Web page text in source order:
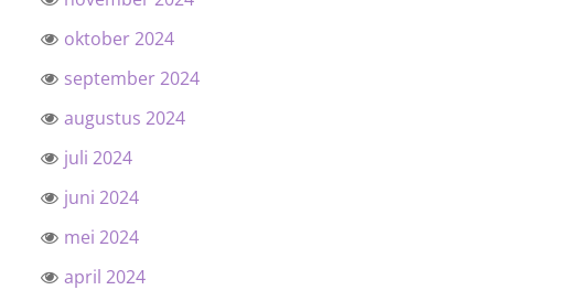
oktober 2024
september 2024
augustus 2024
juli 2024
juni 2024
mei 2024
april 2024